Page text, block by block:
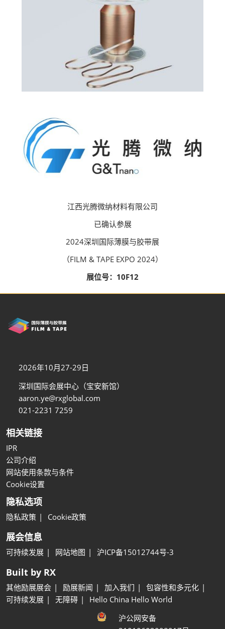
江西光腾微纳材料有限公司
已确认参展
2024深圳国际薄膜与胶带展
（FILM & TAPE EXPO 2024）
展位号：10F12
2026年10月27-29日
深圳国际会展中心（宝安新馆）
aaron.ye@rxglobal.com
021-2231 7259
相关链接
IPR
公司介绍
网站使用条款与条件
Cookie设置
隐私选项
隐私政策 Cookie政策
展会信息
可持续发展 网站地图 沪ICP备15012744号-3
Built by RX
其他励展展会 励展新闻 加入我们
包容性和多元化
可持续发展
无障碍
Hello China Hello World
沪公网安备